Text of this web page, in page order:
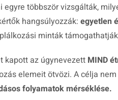
egyre többször vizsgálták,
hangsúlyozzák: egyetlen
minták
kapott az úgynevezett MIND
elemeit ötvözi. A célja
folyamatok mérséklése.